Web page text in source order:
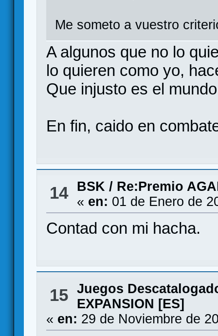
Me someto a vuestro
A algunos que no lo
lo quieren como yo,
Que injusto es el
En fin, caido en
14 BSK / Re:Premio
« en: 01 de Enero de
Contad con mi hacha.
15 Juegos
EXPANSION [ES]
« en: 29 de Noviembre de